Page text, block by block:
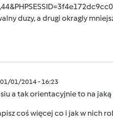
duzy, a drugi okragly
01/01/2014 - 16:23
a tak orientacyjnie to na jaką
coś więcej co i jak w nich